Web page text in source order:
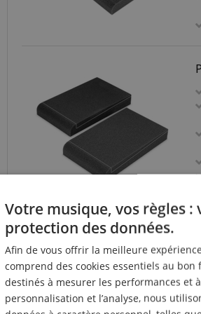
Votre musique, vos règles
protection des données.
Afin de vous offrir la meilleure
comprend des cookies essentiels au
destinés à mesurer les performances et
personnalisation et l’analyse, nous